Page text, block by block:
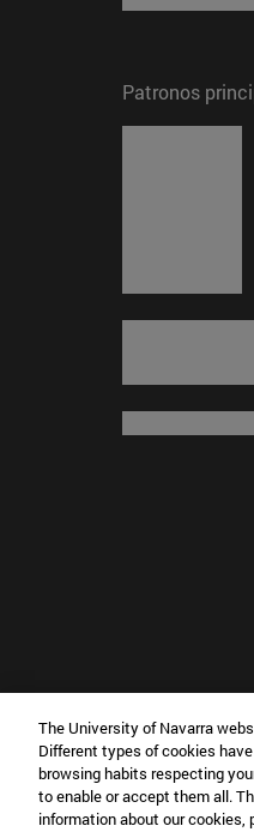
Patronos
Museo
Campus
T.+34 948 42
The University of Navarra
Different types of cookies
browsing habits respecting
to enable or accept them all.
information about our cookies,